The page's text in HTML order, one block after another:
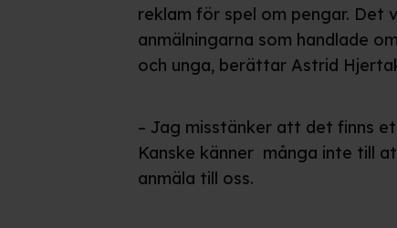
reklam för spel om pengar. Det
anmälningarna som handlade
och unga, berättar Astrid
– Jag misstänker att det finns
Kanske känner många inte till
anmäla till oss.